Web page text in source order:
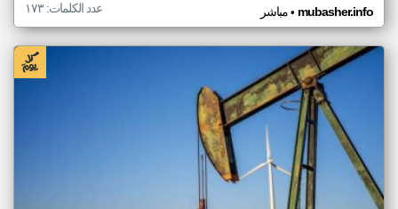
مباشر• mubasher.info عدد الكلمات: ١٧٣